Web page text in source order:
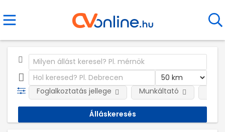
Foglalkoztatás jellege Munkáltató